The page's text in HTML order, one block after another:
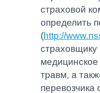
страховой
определить
(http://
страховщику
травм, а